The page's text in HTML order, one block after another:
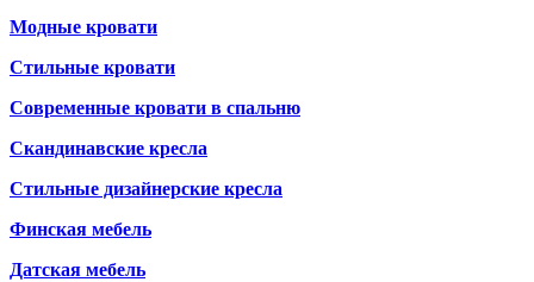
Модные кровати
Стильные кровати
Современные кровати в спальню
Скандинавские кресла
Стильные дизайнерские кресла
Финская мебель
Датская мебель